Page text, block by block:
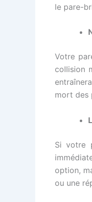
le pare-
Votre
collision
mort des
Si votre
option,
ou une